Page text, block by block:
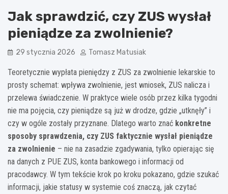
Jak sprawdzić, czy ZUS wysłał
pieniądze za zwolnienie?
29 stycznia 2026 Tomasz Matusiak
Teoretycznie wypłata pieniędzy z ZUS za zwolnienie lekarskie to
prosty schemat: wpływa zwolnienie, jest wniosek, ZUS nalicza i
przelewa świadczenie. W praktyce wiele osób przez kilka tygodni
nie ma pojęcia, czy pieniądze są już w drodze, gdzie „utknęły” i
czy w ogóle zostały przyznane. Dlatego warto znać konkretne
sposoby sprawdzenia, czy ZUS faktycznie wysłał pieniądze
za zwolnienie – nie na zasadzie zgadywania, tylko opierając się
na danych z PUE ZUS, konta bankowego i informacji od
pracodawcy. W tym tekście krok po kroku pokazano, gdzie szukać
informacji, jakie statusy w systemie coś znaczą, jak czytać